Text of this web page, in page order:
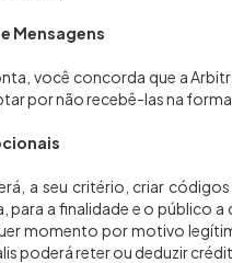
Mensagens
você concorda que a
por não recebê-las na
a seu critério, criar
para a finalidade e o público
momento por motivo
poderá reter ou deduzir